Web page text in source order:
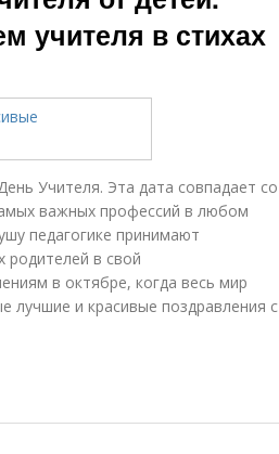
учителя в стихах
Учителя. Эта дата совпадает со
важных профессий в любом
педагогике принимают
родителей в свой
в октябре, когда весь мир
лучшие и красивые поздравления с